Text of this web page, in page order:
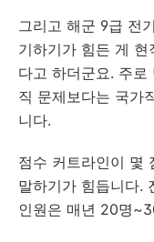
그리고 해군 9급 전
기하기가 힘든 게
다고 하더군요. 주
직 문제보다는 국가
니다.
점수 커트라인이 몇
말하기가 힘듭니다.
인원은 매년 20명